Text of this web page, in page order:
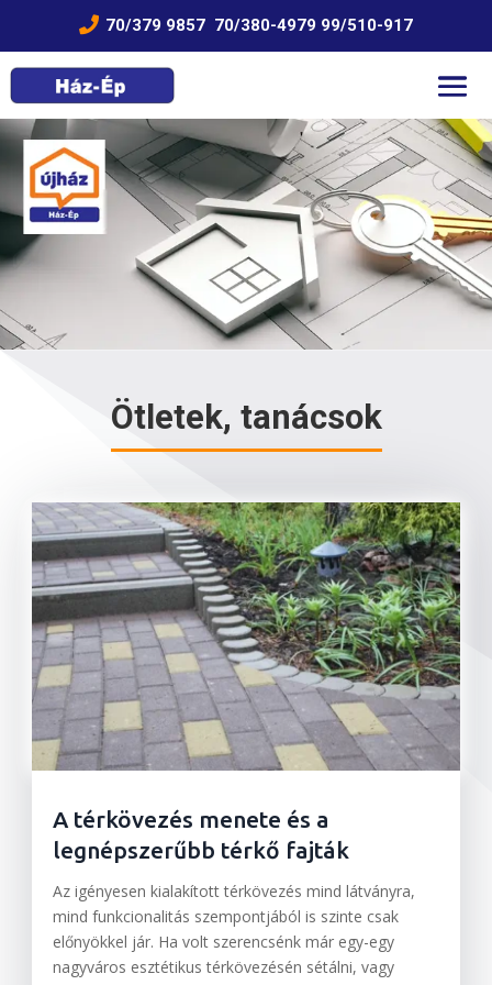
 70/379 9857 70/380-4979 99/510-917
Ötletek, tanácsok
A térkövezés menete és a
legnépszerűbb térkő fajták
Az igényesen kialakított térkövezés mind látványra,
mind funkcionalitás szempontjából is szinte csak
előnyökkel jár. Ha volt szerencsénk már egy-egy
nagyváros esztétikus térkövezésén sétálni, vagy